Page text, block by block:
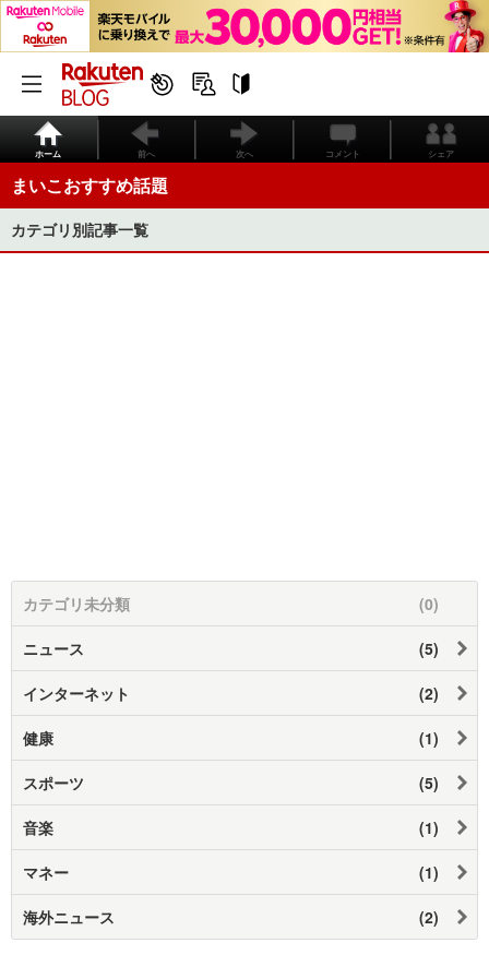
ホーム 前へ 次へ コメント シェア
まいこおすすめ話題
カテゴリ別記事一覧
カテゴリ未分類 (0)
ニュース (5)
インターネット (2)
健康 (1)
スポーツ (5)
音楽 (1)
マネー (1)
海外ニュース (2)